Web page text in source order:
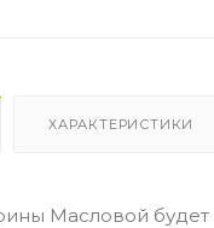
ХАРАКТЕРИСТИКИ
Масловой будет